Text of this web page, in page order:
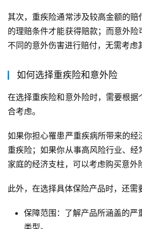
其次，重疾险通常涉及较高金额的赔
的理赔条件才能获得赔款；而意外
不同的意外伤害进行赔付，无需考虑
如何选择重疾险和意外险
在选择重疾险和意外险时，需要根
合考虑。
如果你担心罹患严重疾病所带来的经
重疾险；如果你从事高风险行业、经
家庭的经济支柱，可以考虑购买意外
此外，在选择具体保险产品时，还需
保障范围：了解产品所涵盖的严
类型。